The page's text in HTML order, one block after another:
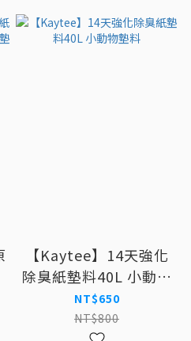
【Kaytee】14天強化
除臭紙墊料40L 小動物
墊料
NT$650
NT$800